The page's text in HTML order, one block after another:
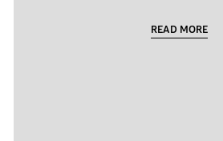
READ MORE